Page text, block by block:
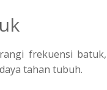
frekuensi batuk,
tahan tubuh.